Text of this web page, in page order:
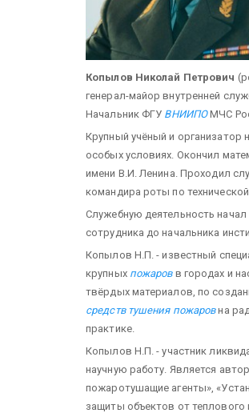
Копылов Николай Петрович
генерал-майор внутренней
Начальник ФГУ ВНИИПОМЧС
Крупный учёный и организатор
особых условиях. Окончил
имени В.И. Ленина. Проходил
командира роты по технической
Служебную деятельность
сотрудника до начальника
Копылов Н.П. - известный
крупных пожаровв городах и
твёрдых материалов, по
средств тушения пожаровна
практике.
Копылов Н.П. - участник
научную работу. Является
пожаротушащие агенты»,
защиты объектов от